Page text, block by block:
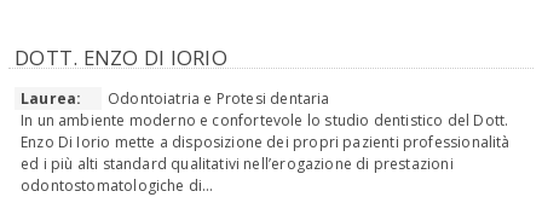
DOTT. ENZO DI IORIO
Laurea:
Odontoiatria e Protesi dentaria
In un ambiente moderno e confortevole lo studio dentistico del Dott.
Enzo Di Iorio mette a disposizione dei propri pazienti professionalità
ed i più alti standard qualitativi nell’erogazione di prestazioni
odontostomatologiche di...